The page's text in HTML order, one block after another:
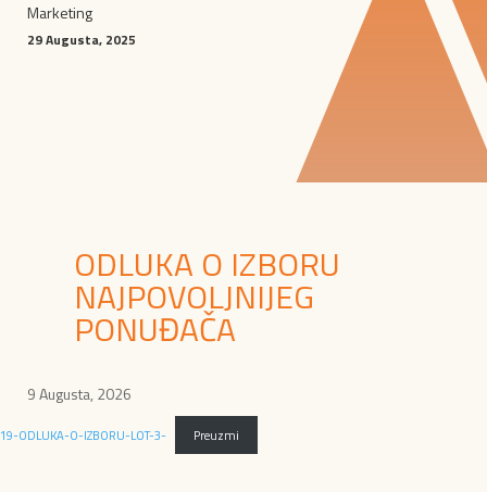
Marketing
29 Augusta, 2025
ODLUKA O IZBORU
NAJPOVOLJNIJEG
PONUĐAČA
9 Augusta, 2026
19-ODLUKA-O-IZBORU-LOT-3- Preuzmi